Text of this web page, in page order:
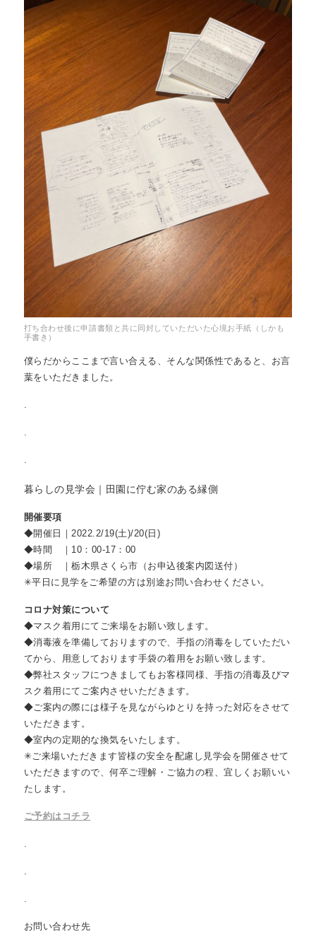
打ち合わせ後に申請書類と共に同封していただいた心境お手紙（しかも
手書き）
僕らだからここまで言い合える、そんな関係性であると、お言
葉をいただきました。
.
.
.
暮らしの見学会｜田園に佇む家のある縁側
開催要項
◆開催日｜2022.2/19(土)/20(日)
◆時間 ｜10：00-17：00
◆場所 ｜栃木県さくら市（お申込後案内図送付）
✳︎平日に見学をご希望の方は別途お問い合わせください。
コロナ対策について
◆マスク着用にてご来場をお願い致します。
◆消毒液を準備しておりますので、手指の消毒をしていただい
てから、用意しております手袋の着用をお願い致します。
◆弊社スタッフにつきましてもお客様同様、手指の消毒及びマ
スク着用にてご案内させいただきます。
◆ご案内の際には様子を見ながらゆとりを持った対応をさせて
いただきます。
◆室内の定期的な換気をいたします。
✳︎ご来場いただきます皆様の安全を配慮し見学会を開催させて
いただきますので、何卒ご理解・ご協力の程、宜しくお願いい
たします。
ご予約はコチラ
.
.
.
お問い合わせ先